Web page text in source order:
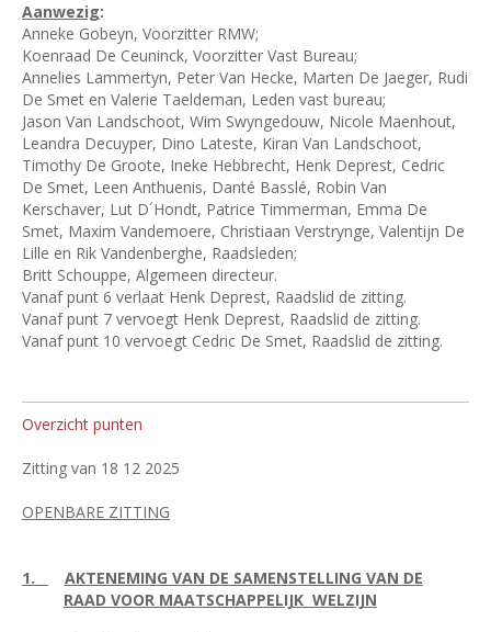
Aanwezig:
Anneke Gobeyn, Voorzitter RMW;
Koenraad De Ceuninck, Voorzitter Vast Bureau;
Annelies Lammertyn, Peter Van Hecke, Marten De Jaeger, Rudi
De Smet en Valerie Taeldeman, Leden vast bureau;
Jason Van Landschoot, Wim Swyngedouw, Nicole Maenhout,
Leandra Decuyper, Dino Lateste, Kiran Van Landschoot,
Timothy De Groote, Ineke Hebbrecht, Henk Deprest, Cedric
De Smet, Leen Anthuenis, Danté Basslé, Robin Van
Kerschaver, Lut D´Hondt, Patrice Timmerman, Emma De
Smet, Maxim Vandemoere, Christiaan Verstrynge, Valentijn De
Lille en Rik Vandenberghe, Raadsleden;
Britt Schouppe, Algemeen directeur.
Vanaf punt 6 verlaat Henk Deprest, Raadslid de zitting.
Vanaf punt 7 vervoegt Henk Deprest, Raadslid de zitting.
Vanaf punt 10 vervoegt Cedric De Smet, Raadslid de zitting.
Overzicht punten
Zitting van 18 12 2025
OPENBARE ZITTING
1.
AKTENEMING VAN DE SAMENSTELLING VAN DE
RAAD VOOR MAATSCHAPPELIJK WELZIJN